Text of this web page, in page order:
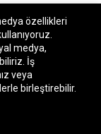
özellikleri
medya,
İş
veya
birleştirebilir.